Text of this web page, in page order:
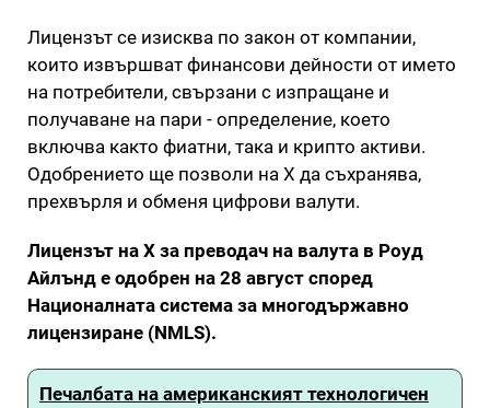
Лицензът се изисква по закон от компании,
които извършват финансови дейности от името
на потребители, свързани с изпращане и
получаване на пари - определение, което
включва както фиатни, така и крипто активи.
Одобрението ще позволи на X да съхранява,
прехвърля и обменя цифрови валути.
Лицензът на X за преводач на валута в Роуд
Айлънд е одобрен на 28 август според
Националната система за многодържавно
лицензиране (NMLS).
Печалбата на американският технологичен